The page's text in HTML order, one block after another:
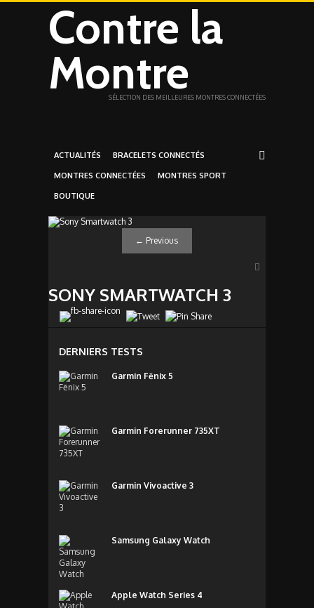
Contre la
Montre
SÉLECTION DES MEILLEURES MONTRES CONNECTÉES
ACTUALITÉS BRACELETS CONNECTÉS
MONTRES CONNECTÉES MONTRES SPORT
BOUTIQUE
← Previous
SONY SMARTWATCH 3
DERNIERS TESTS
Garmin Fēnix 5
Garmin Forerunner 735XT
Garmin Vivoactive 3
Samsung Galaxy Watch
Apple Watch Series 4